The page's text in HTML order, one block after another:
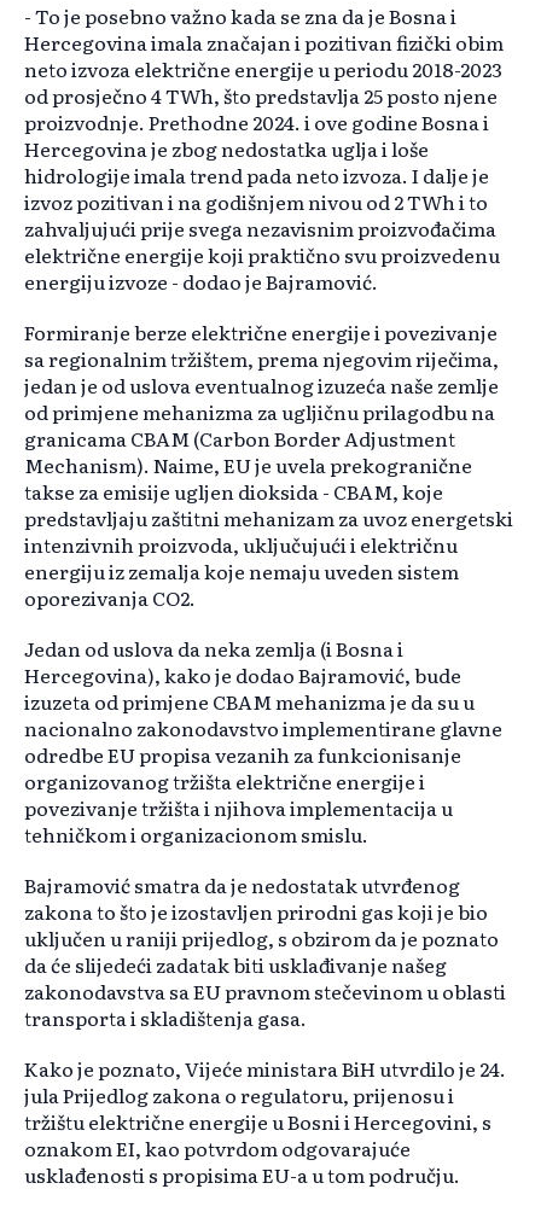
- To je posebno važno kada se zna da je Bosna i
Hercegovina imala značajan i pozitivan fizički obim
neto izvoza električne energije u periodu 2018-2023
od prosječno 4 TWh, što predstavlja 25 posto njene
proizvodnje. Prethodne 2024. i ove godine Bosna i
Hercegovina je zbog nedostatka uglja i loše
hidrologije imala trend pada neto izvoza. I dalje je
izvoz pozitivan i na godišnjem nivou od 2 TWh i to
zahvaljujući prije svega nezavisnim proizvođačima
električne energije koji praktično svu proizvedenu
energiju izvoze - dodao je Bajramović.
Formiranje berze električne energije i povezivanje
sa regionalnim tržištem, prema njegovim riječima,
jedan je od uslova eventualnog izuzeća naše zemlje
od primjene mehanizma za ugljičnu prilagodbu na
granicama CBAM (Carbon Border Adjustment
Mechanism). Naime, EU je uvela prekogranične
takse za emisije ugljen dioksida - CBAM, koje
predstavljaju zaštitni mehanizam za uvoz energetski
intenzivnih proizvoda, uključujući i električnu
energiju iz zemalja koje nemaju uveden sistem
oporezivanja CO2.
Jedan od uslova da neka zemlja (i Bosna i
Hercegovina), kako je dodao Bajramović, bude
izuzeta od primjene CBAM mehanizma je da su u
nacionalno zakonodavstvo implementirane glavne
odredbe EU propisa vezanih za funkcionisanje
organizovanog tržišta električne energije i
povezivanje tržišta i njihova implementacija u
tehničkom i organizacionom smislu.
Bajramović smatra da je nedostatak utvrđenog
zakona to što je izostavljen prirodni gas koji je bio
uključen u raniji prijedlog, s obzirom da je poznato
da će slijedeći zadatak biti usklađivanje našeg
zakonodavstva sa EU pravnom stečevinom u oblasti
transporta i skladištenja gasa.
Kako je poznato, Vijeće ministara BiH utvrdilo je 24.
jula Prijedlog zakona o regulatoru, prijenosu i
tržištu električne energije u Bosni i Hercegovini, s
oznakom EI, kao potvrdom odgovarajuće
usklađenosti s propisima EU-a u tom području.